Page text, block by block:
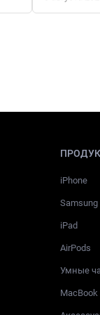
iPhone
Samsung
iPad
AirPods
Умные
MacBook